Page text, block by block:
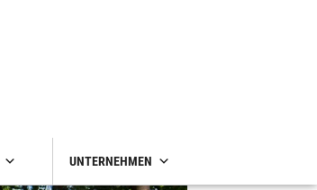
UNTERNEHMEN